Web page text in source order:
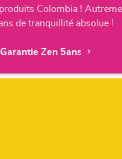
produits Colombia !
de tranquillité absolue !
Garantie Zen 5ans